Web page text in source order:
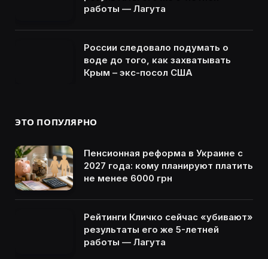
работы — Лагута
России следовало подумать о
воде до того, как захватывать
Крым – экс-посол США
ЭТО ПОПУЛЯРНО
Пенсионная реформа в Украине с
2027 года: кому планируют платить
не менее 6000 грн
Рейтинги Кличко сейчас «убивают»
результаты его же 5-летней
работы — Лагута